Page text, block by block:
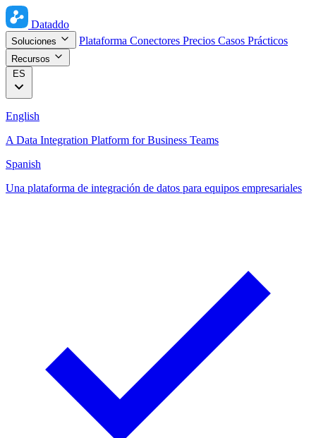
Dataddo
Soluciones Plataforma Conectores Precios Casos Prácticos
Recursos
ES
English
A Data Integration Platform for Business Teams
Spanish
Una plataforma de integración de datos para equipos empresariales